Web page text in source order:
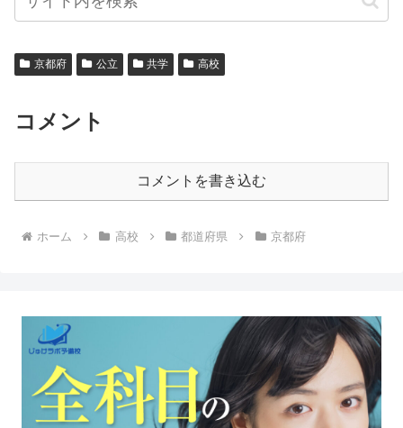
京都府 公立 共学 高校
コメント
コメントを書き込む
ホーム 高校 都道府県 京都府